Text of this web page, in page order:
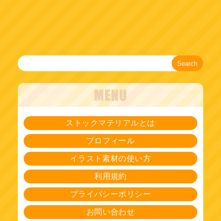
Search
ストックマテリアルとは
プロフィール
イラスト素材の使い方
利用規約
プライバシーポリシー
お問い合わせ